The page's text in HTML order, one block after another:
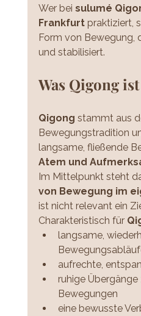
Wer bei sulumé
Frankfurt praktiziert,
Form von Bewegung,
und stabilisiert.
Was Qigong ist
Qigong stammt aus
Bewegungstradition
langsame, fließende
Atem und
Im Mittelpunkt steht
von Bewegung im
ist nicht relevant ein
Charakteristisch für
langsame,
aufrechte,
ruhige
Bewegungen
eine bewusste